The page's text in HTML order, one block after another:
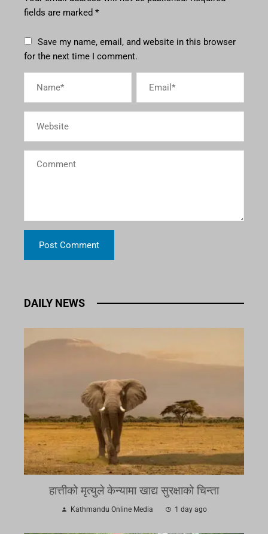
fields are marked *
Save my name, email, and website in this browser
for the next time I comment.
DAILY NEWS
हात्तीको मृत्युले केन्यामा खाद्य सुरक्षाको चिन्ता
Kathmandu Online Media 1 day ago